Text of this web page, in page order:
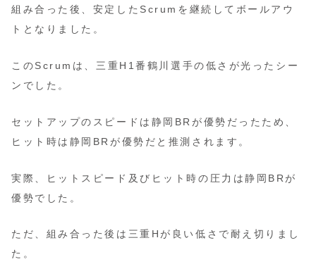
組み合った後、安定したScrumを継続してボールアウ
トとなりました。
このScrumは、三重H1番鶴川選手の低さが光ったシー
ンでした。
セットアップのスピードは静岡BRが優勢だったため、
ヒット時は静岡BRが優勢だと推測されます。
実際、ヒットスピード及びヒット時の圧力は静岡BRが
優勢でした。
ただ、組み合った後は三重Hが良い低さで耐え切りまし
た。